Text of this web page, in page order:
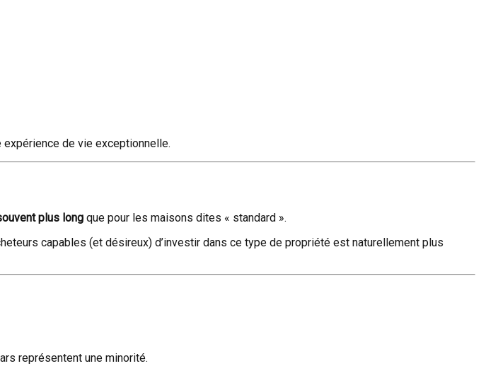
de vie exceptionnelle.
plus long que pour les maisons dites « standard ».
capables (et désireux) d’investir dans ce type de propriété est naturellement plus
représentent une minorité.